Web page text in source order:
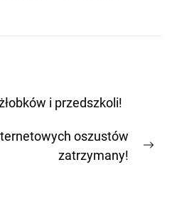
i przedszkoli!
oszustów
zatrzymany!